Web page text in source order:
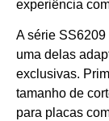
experiência
A série
uma delas
exclusivas.
tamanho de
para placas